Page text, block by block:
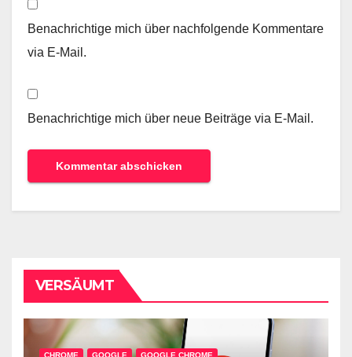
Benachrichtige mich über nachfolgende Kommentare
via E-Mail.
Benachrichtige mich über neue Beiträge via E-Mail.
VERSÄUMT
CHROME GOOGLE GOOGLE CHROME